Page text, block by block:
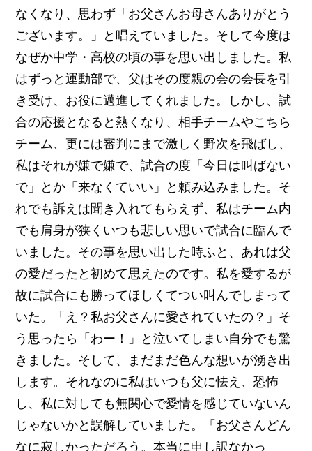
なくなり、思わず「お父さんお母さんありがとう
ございます。」と唱えていました。そして今度は
なぜか中学・高校の頃の事を思い出しました。私
はずっと運動部で、父はその度親の会の会長を引
き受け、お役に邁進してくれました。しかし、試
合の応援となると熱くなり、相手チームやこちら
チーム、更には審判にまで激しく野次を飛ばし、
私はそれが嫌で嫌で、試合の度「今日は叫ばない
で」とか「来なくていい」と頼み込みました。そ
れでも訴えは聞き入れてもらえず、私はチーム内
でも肩身が狭くいつも悲しい思いで試合に臨んで
いました。その事を思い出した時ふと、あれは父
の愛だったと初めて思えたのです。私を愛するが
故に試合にも勝ってほしくてつい叫んでしまって
いた。「え？私お父さんに愛されていたの？」そ
う思ったら「わー！」と泣いてしまい自分でも驚
きました。そして、まだまだ色んな想いが湧き出
します。それなのに私はいつも父に怯え、恐怖
し、私に対しても無関心で愛情を感じていないん
じゃないかと誤解していました。「お父さんどん
なに寂しかっただろう。本当に申し訳なかっ